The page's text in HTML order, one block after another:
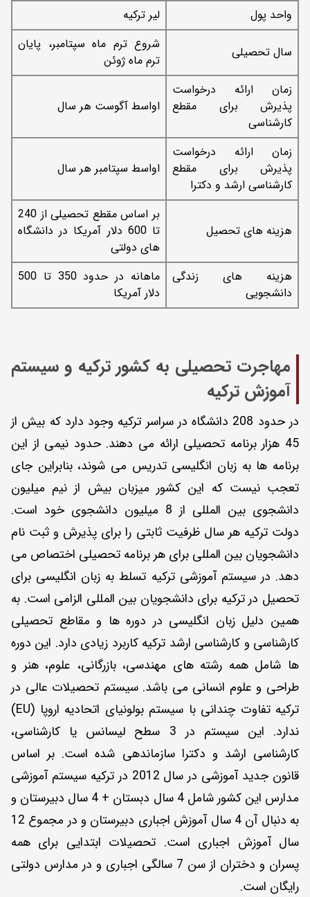
واحد پول لیر ترکیه
سال تحصیلی
شروع ترم ماه سپتامبر، پایان
ترم ماه ژوئن
زمان ارائه درخواست
پذیرش برای مقطع
کارشناسی
اواسط آگوست هر سال
زمان ارائه درخواست
پذیرش برای مقطع
کارشناسی ارشد و دکترا
اواسط سپتامبر هر سال
هزینه های تحصیل
بر اساس مقطع تحصیلی از 240
تا 600 دلار آمریکا در دانشگاه
های دولتی
هزینه های زندگی
دانشجویی
ماهانه در حدود 350 تا 500
دلار آمریکا
مهاجرت تحصیلی به کشور ترکیه و سیستم
آموزش ترکیه
در حدود 208 دانشگاه در سراسر ترکیه وجود دارد که بیش از
45 هزار برنامه تحصیلی ارائه می دهند. حدود نیمی از این
برنامه ها به زبان انگلیسی تدریس می شوند، بنابراین جای
تعجب نیست که این کشور میزبان بیش از نیم میلیون
دانشجوی بین المللی از 8 میلیون دانشجوی خود است.
دولت ترکیه هر سال ظرفیت ثابتی را برای پذیرش و ثبت نام
دانشجویان بین المللی برای هر برنامه تحصیلی اختصاص می
دهد. در سیستم آموزشی ترکیه تسلط به زبان انگلیسی برای
تحصیل در ترکیه برای دانشجویان بین المللی الزامی است. به
همین دلیل زبان انگلیسی در دوره ها و مقاطع تحصیلی
کارشناسی و کارشناسی ارشد ترکیه کاربرد زیادی دارد. این دوره
ها شامل همه رشته های مهندسی، بازرگانی، علوم، هنر و
طراحی و علوم انسانی می باشد. سیستم تحصیلات عالی در
ترکیه تفاوت چندانی با سیستم بولونیای اتحادیه اروپا (EU)
ندارد. این سیستم در 3 سطح لیسانس یا کارشناسی،
کارشناسی ارشد و دکترا سازماندهی شده است. بر اساس
قانون جدید آموزشی در سال 2012 در ترکیه سیستم آموزشی
مدارس این کشور شامل 4 سال دبستان + 4 سال دبیرستان و
به دنبال آن 4 سال آموزش اجباری دبیرستان و در مجموع 12
سال آموزش اجباری است. تحصیلات ابتدایی برای همه
پسران و دختران از سن 7 سالگی اجباری و در مدارس دولتی
رایگان است.